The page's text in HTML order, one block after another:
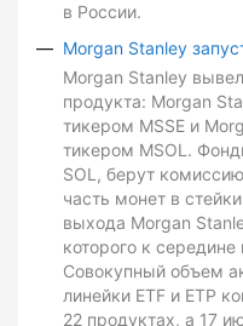
в России.
Morgan Stanley
Morgan Stanley
продукта: Morgan
тикером MSSE и
тикером MSOL.
SOL, берут
часть монет в
выхода Morgan
которого к
Совокупный объем
линейки ETF и ETP
22 продуктах, а 17